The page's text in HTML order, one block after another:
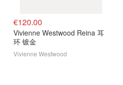
€120.00
Vivienne Westwood Reina 耳
环 镀金
Vivienne Westwood